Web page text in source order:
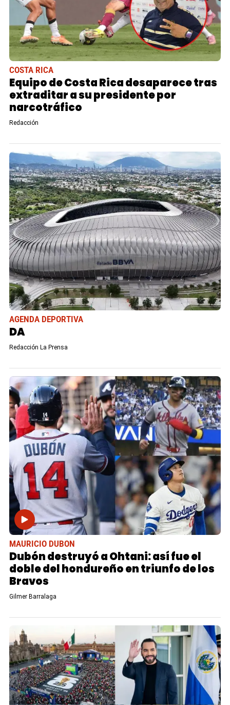
COSTA RICA
Equipo de Costa Rica desaparece tras
extraditar a su presidente por
narcotráfico
Redacción
AGENDA DEPORTIVA
DA
Redacción La Prensa
MAURICIO DUBON
Dubón destruyó a Ohtani: así fue el
doble del hondureño en triunfo de los
Bravos
Gilmer Barralaga